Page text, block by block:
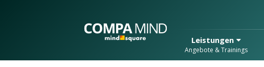
Leistungen
Angebote & Trainings